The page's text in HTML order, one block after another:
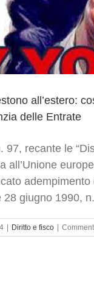
all’estero:
delle Entrate
97, recante le
all’Unione
giugno 1990,
| Diritto e fisco |